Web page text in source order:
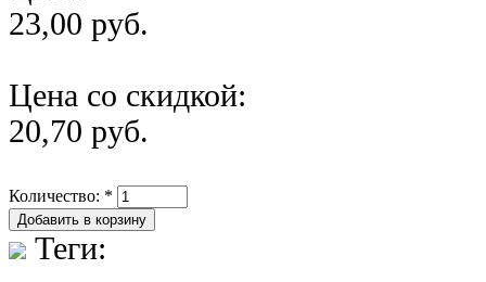
23,00 руб.
Цена со скидкой:
20,70 руб.
Количество: *
Теги: